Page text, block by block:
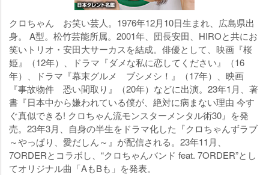
クロちゃん お笑い芸人。1976年12月10日生まれ、広島県出
身。 A型。松竹芸能所属。2001年、団長安田、HIROと共にお
笑いトリオ・安田大サーカスを結成。俳優として、映画『桜
姫』（12年）、ドラマ『ダメな私に恋してください』（16
年）、ドラマ『幕末グルメ ブシメシ！』（17年）、映画
『事故物件 恐い間取り』（20年）などに出演。23年1月、著
書『日本中から嫌われている僕が、絶対に病まない理由 今す
ぐ真似できる! クロちゃん流モンスターメンタル術30』を発
売。23年3月、自身の半生をドラマ化した『クロちゃんずラブ
～やっぱり、愛だしん～』が配信される。23年11月、
7ORDERとコラボし、“クロちゃんバンド feat. 7ORDER”とし
てオリジナル曲「AもBも」を発表。